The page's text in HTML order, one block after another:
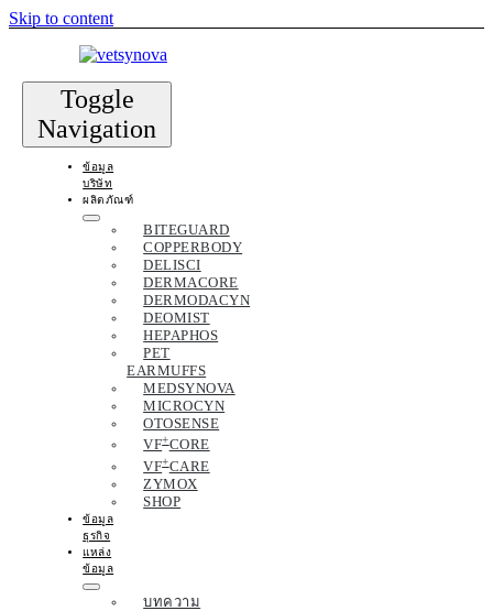
Skip to content
Toggle
Navigation
ข้อมูล
บริษัท
ผลิตภัณฑ์
BITEGUARD
COPPERBODY
DELISCI
DERMACORE
DERMODACYN
DEOMIST
HEPAPHOS
PET
EARMUFFS
MEDSYNOVA
MICROCYN
OTOSENSE
VF+CORE
VF+CARE
ZYMOX
SHOP
ข้อมูล
ธุรกิจ
แหล่ง
ข้อมูล
บทความ